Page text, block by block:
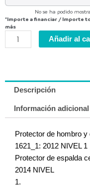
No se ha podido
*Importe a financiar / Importe
más
Añadir al
Descripción
Información adicional
Protector de hombro
1621_1: 2012 NIVEL 1
Protector de espalda
2014 NIVEL
1.